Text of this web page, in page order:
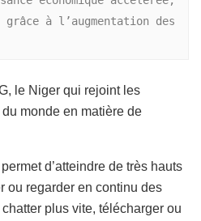
à l’augmentation des
le Niger qui rejoint les
monde en matière de
d’atteindre de très hauts
ou regarder en continu des
plus vite, télécharger ou